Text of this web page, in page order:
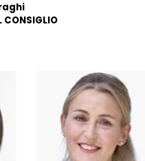
CONSIGLIO